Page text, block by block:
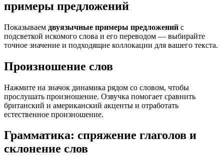
примеры предложений
Показываем двуязычные примеры предложений с
подсветкой искомого слова и его переводом — выбирайте
точное значение и подходящие коллокации для вашего текста.
Произношение слов
Нажмите на значок динамика рядом со словом, чтобы
прослушать произношение. Озвучка помогает сравнить
британский и американский акценты и отработать
естественное произношение.
Грамматика: спряжение глаголов и
склонение слов